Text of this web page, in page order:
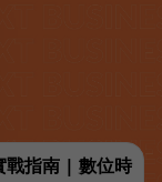
戰指南 | 數位時